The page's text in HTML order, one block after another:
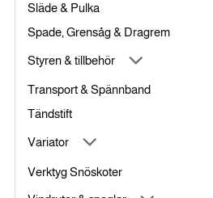
Släde & Pulka
Spade, Grensåg & Dragrem
Styren & tillbehör
Transport & Spännband
Tändstift
Variator
Verktyg Snöskoter